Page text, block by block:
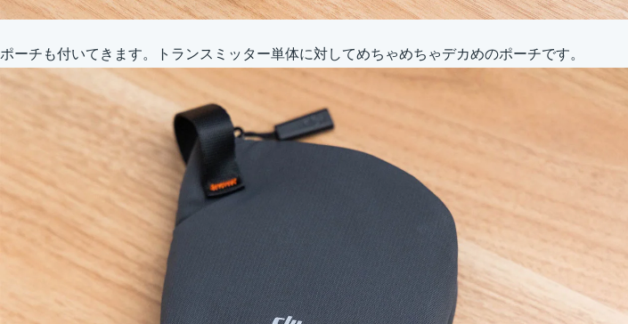
ポーチも付いてきます。トランスミッター単体に対してめちゃめちゃデカめのポーチです。